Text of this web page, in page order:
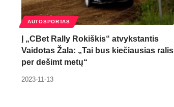
AUTOSPORTAS
Į „CBet Rally Rokiškis“ atvykstantis
Vaidotas Žala: „Tai bus kiečiausias ralis
per dešimt metų“
2023-11-13